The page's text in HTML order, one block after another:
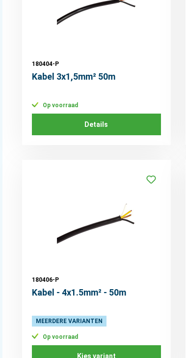
180404-P
Kabel 3x1,5mm² 50m
Op voorraad
Details
180406-P
Kabel - 4x1.5mm² - 50m
MEERDERE VARIANTEN
Op voorraad
Kies variant